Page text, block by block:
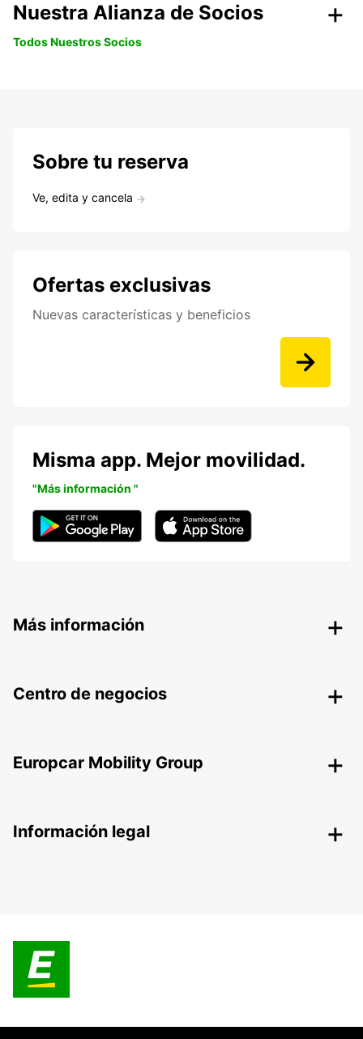
Nuestra Alianza de Socios
Todos Nuestros Socios
Sobre tu reserva
Ve, edita y cancela
Ofertas exclusivas
Nuevas características y beneficios
Misma app. Mejor movilidad.
"Más información "
Más información
Centro de negocios
Europcar Mobility Group
Información legal